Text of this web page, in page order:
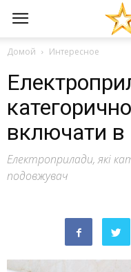
Домой Интересное
включати
Електроприлади, які
подовжувач